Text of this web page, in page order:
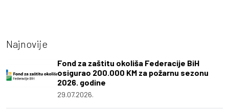
Najnovije
Fond za zaštitu okoliša Federacije BiH
osigurao 200.000 KM za požarnu sezonu
2026. godine
29.07.2026.